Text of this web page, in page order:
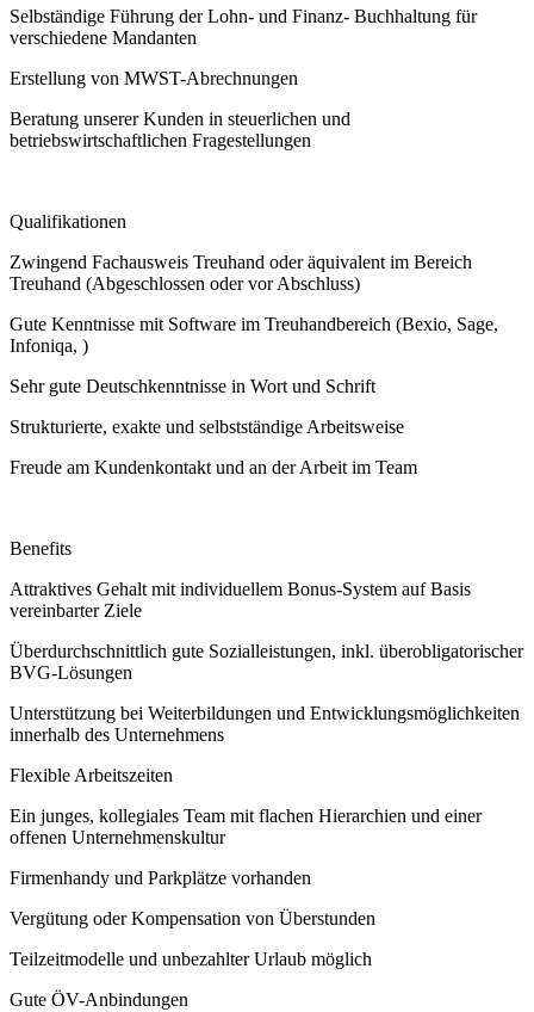
Selbständige Führung der Lohn- und Finanz- Buchhaltung für
verschiedene Mandanten
Erstellung von MWST-Abrechnungen
Beratung unserer Kunden in steuerlichen und
betriebswirtschaftlichen Fragestellungen
Qualifikationen
Zwingend Fachausweis Treuhand oder äquivalent im Bereich
Treuhand (Abgeschlossen oder vor Abschluss)
Gute Kenntnisse mit Software im Treuhandbereich (Bexio, Sage,
Infoniqa, )
Sehr gute Deutschkenntnisse in Wort und Schrift
Strukturierte, exakte und selbstständige Arbeitsweise
Freude am Kundenkontakt und an der Arbeit im Team
Benefits
Attraktives Gehalt mit individuellem Bonus-System auf Basis
vereinbarter Ziele
Überdurchschnittlich gute Sozialleistungen, inkl. überobligatorischer
BVG-Lösungen
Unterstützung bei Weiterbildungen und Entwicklungsmöglichkeiten
innerhalb des Unternehmens
Flexible Arbeitszeiten
Ein junges, kollegiales Team mit flachen Hierarchien und einer
offenen Unternehmenskultur
Firmenhandy und Parkplätze vorhanden
Vergütung oder Kompensation von Überstunden
Teilzeitmodelle und unbezahlter Urlaub möglich
Gute ÖV-Anbindungen